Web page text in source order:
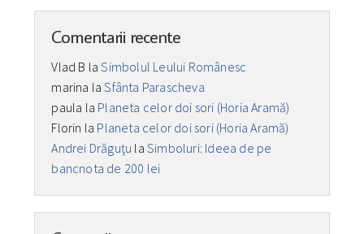
Comentarii recente
Vlad B laSimbolul Leului Românesc
marina laSfânta Parascheva
paula la Planeta celor doi sori (Horia Aramă)
Florin la Planeta celor doi sori (Horia Aramă)
Andrei Drăguţu laSimboluri: Ideea de pe
bancnota de 200 lei